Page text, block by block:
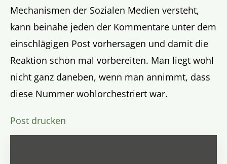
Mechanismen der Sozialen Medien versteht,
kann beinahe jeden der Kommentare unter dem
einschlägigen Post vorhersagen und damit die
Reaktion schon mal vorbereiten. Man liegt wohl
nicht ganz daneben, wenn man annimmt, dass
diese Nummer wohlorchestriert war.
Post drucken